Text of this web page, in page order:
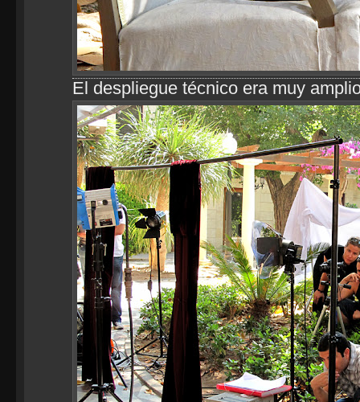
El despliegue técnico era muy